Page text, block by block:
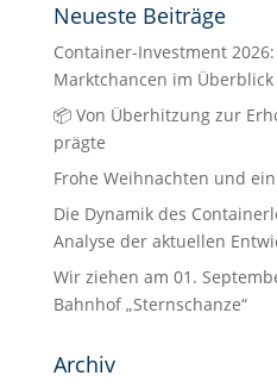
Neueste Beiträge
Container-Investment
Marktchancen im Überblick
📦 Von Überhitzung zur
prägte
Frohe Weihnachten und
Die Dynamik des
Analyse der aktuellen
Wir ziehen am 01.
Bahnhof „Sternschanze“
Archiv